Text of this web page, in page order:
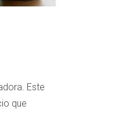
Este
que